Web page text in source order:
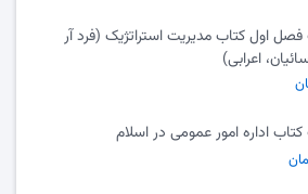
فصل اول کتاب مدیریت استراتژیک (فرد آر
اعرابی)
کتاب اداره امور عمومی در اسلام